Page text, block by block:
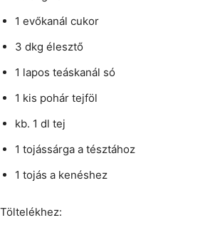
1 evőkanál cukor
3 dkg élesztő
1 lapos teáskanál só
1 kis pohár tejföl
kb. 1 dl tej
1 tojássárga a tésztához
1 tojás a kenéshez
Töltelékhez: